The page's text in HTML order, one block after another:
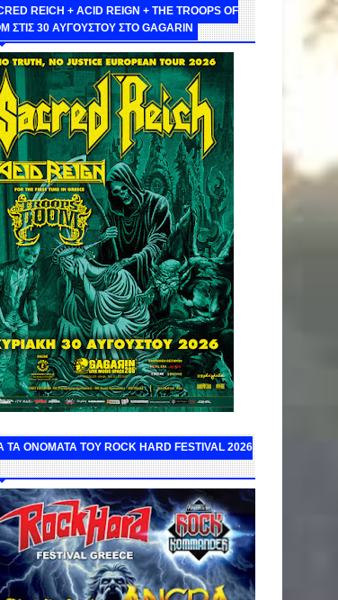
REICH + ACID REIGN + THE TROOPS OF
ΣΤΙΣ 30 ΑΥΓΟΥΣΤΟΥ ΣΤΟ GAGARIN
ΤΑ ΟΝΟΜΑΤΑ ΤΟΥ ROCK HARD FESTIVAL 2026